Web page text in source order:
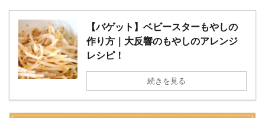
【バゲット】ベビースターもやしの
作り方｜大反響のもやしのアレンジ
レシピ！
続きを見る